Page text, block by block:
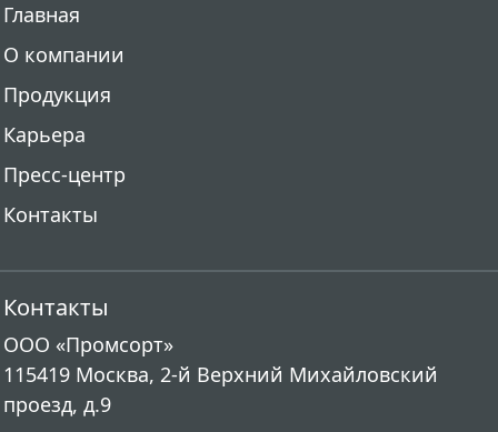
Главная
О компании
Продукция
Карьера
Пресс-центр
Контакты
Контакты
ООО «Промсорт»
115419 Москва, 2-й Верхний Михайловский
проезд, д.9